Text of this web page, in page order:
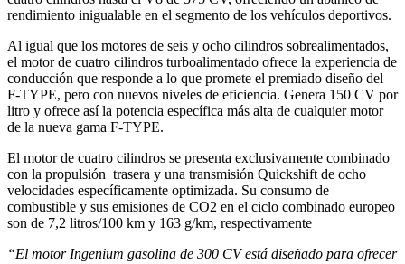
rendimiento inigualable en el segmento de los vehículos deportivos.
Al igual que los motores de seis y ocho cilindros sobrealimentados,
el motor de cuatro cilindros turboalimentado ofrece la experiencia de
conducción que responde a lo que promete el premiado diseño del
F-TYPE, pero con nuevos niveles de eficiencia. Genera 150 CV por
litro y ofrece así la potencia específica más alta de cualquier motor
de la nueva gama F-TYPE.
El motor de cuatro cilindros se presenta exclusivamente combinado
con la propulsión trasera y una transmisión Quickshift de ocho
velocidades específicamente optimizada. Su consumo de
combustible y sus emisiones de CO2 en el ciclo combinado europeo
son de 7,2 litros/100 km y 163 g/km, respectivamente
“El motor Ingenium gasolina de 300 CV está diseñado para ofrecer